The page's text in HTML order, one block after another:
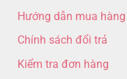
Hướng dẫn mua hàng
Chính sách đổi trả
Kiểm tra đơn hàng